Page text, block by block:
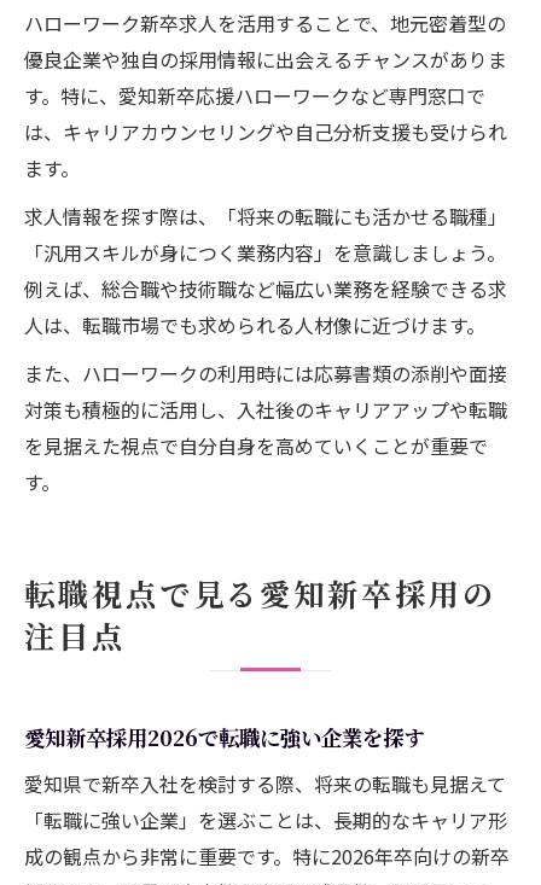
ハローワーク新卒求人を活用することで、地元密着型の
優良企業や独自の採用情報に出会えるチャンスがありま
す。特に、愛知新卒応援ハローワークなど専門窓口で
は、キャリアカウンセリングや自己分析支援も受けられ
ます。
求人情報を探す際は、「将来の転職にも活かせる職種」
「汎用スキルが身につく業務内容」を意識しましょう。
例えば、総合職や技術職など幅広い業務を経験できる求
人は、転職市場でも求められる人材像に近づけます。
また、ハローワークの利用時には応募書類の添削や面接
対策も積極的に活用し、入社後のキャリアアップや転職
を見据えた視点で自分自身を高めていくことが重要で
す。
転職視点で見る愛知新卒採用の
注目点
愛知新卒採用2026で転職に強い企業を探す
愛知県で新卒入社を検討する際、将来の転職も見据えて
「転職に強い企業」を選ぶことは、長期的なキャリア形
成の観点から非常に重要です。特に2026年卒向けの新卒